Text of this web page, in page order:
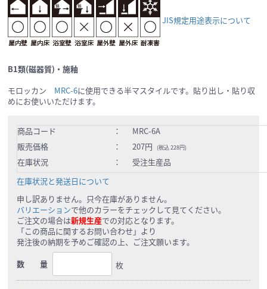
JIS規定用途表示について
B1類(磁器質)・施釉
モロッカン MRC-6に使用できる半マスタイルです。貼り出し・貼り収
めにお使いいただけます。
商品コード ：
MRC-6A
販売価格
： 207円 (税込 228円)
在庫状況 ：
受注生産品
在庫状況と発送日について
申し訳ありません。只今在庫がありません。
バリエーションで他のカラーをチェックして見てください。
ご注文の場合は新規生産での対応となります。
「この商品に関するお問い合わせ」より
発注後の納期を予めご確認の上、ご注文願います。
数 量
枚